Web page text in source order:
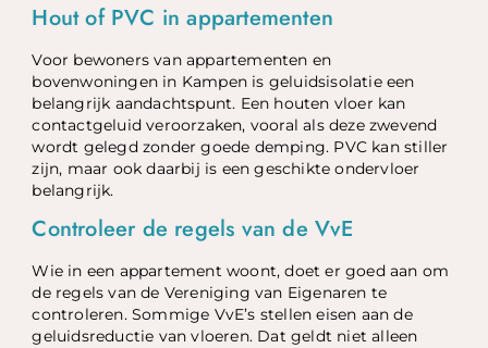
Hout of PVC in appartementen
Voor bewoners van appartementen en
bovenwoningen in Kampen is geluidsisolatie een
belangrijk aandachtspunt. Een houten vloer kan
contactgeluid veroorzaken, vooral als deze zwevend
wordt gelegd zonder goede demping. PVC kan stiller
zijn, maar ook daarbij is een geschikte ondervloer
belangrijk.
Controleer de regels van de VvE
Wie in een appartement woont, doet er goed aan om
de regels van de Vereniging van Eigenaren te
controleren. Sommige VvE’s stellen eisen aan de
geluidsreductie van vloeren. Dat geldt niet alleen